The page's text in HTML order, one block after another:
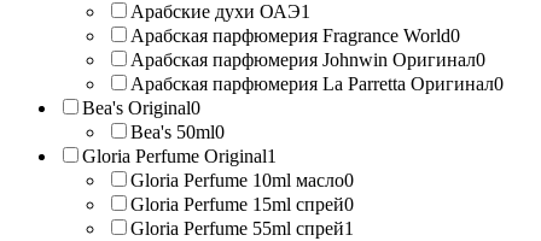
Арабские духи ОАЭ1
Арабская парфюмерия Fragrance World0
Арабская парфюмерия Johnwin Оригинал0
Арабская парфюмерия La Parretta Оригинал0
Bea's Original0
Bea's 50ml0
Gloria Perfume Original1
Gloria Perfume 10ml масло0
Gloria Perfume 15ml спрей0
Gloria Perfume 55ml спрей1